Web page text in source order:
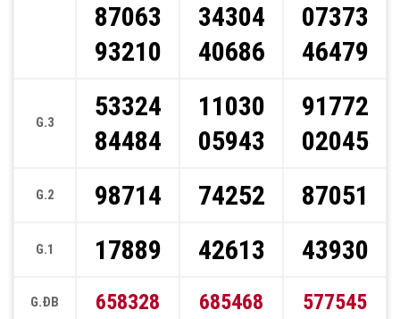
G.3
G.2
G.1
G.ĐB
87063
93210
53324
84484
98714
17889
658328
34304
40686
11030
05943
74252
42613
685468
07373
46479
91772
02045
87051
43930
577545